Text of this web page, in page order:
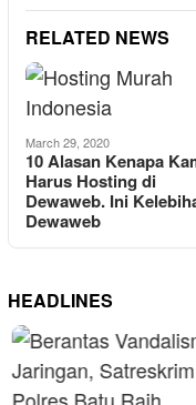
RELATED NEWS
March 29, 2020
10 Alasan Kenapa
Harus Hosting di
Dewaweb. Ini
Dewaweb
HEADLINES